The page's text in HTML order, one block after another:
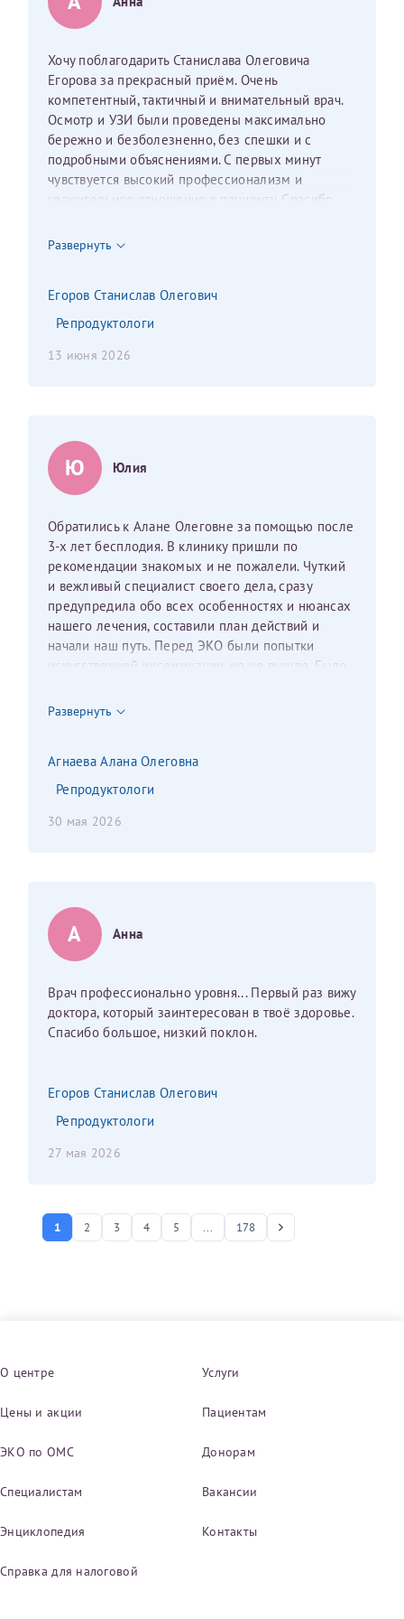
Хочу поблагодарить Станислава Олеговича
Егорова за прекрасный приём. Очень
компетентный, тактичный и внимательный врач.
Осмотр и УЗИ были проведены максимально
бережно и безболезненно, без спешки и с
подробными объяснениями. С первых минут
чувствуется высокий профессионализм и
уважительное отношение к пациенту. Спасибо
атмосферу на приёме!
Развернуть
Егоров Станислав Олегович
Репродуктологи
13 июня 2026
Ю Юлия
Обратились к Алане Олеговне за помощью после
3-х лет бесплодия​. В клинику пришли по
рекомендации знакомых и не пожалели. Чуткий
и вежливый специалист своего дела, сразу
предупредила обо всех особенностях и нюансах
нашего лечения, составили план действий и
начали наш путь. Перед ЭКО​ были попытки
искусственной инсеминации​, но не вышло. Было
криопереносом по ОМС, получилось с первой
сына.
Развернуть
Агнаева Алана Олеговна
Репродуктологи
30 мая 2026
А Анна
Врач профессионально уровня... Первый раз вижу
доктора, который заинтересован в твоё здоровье.
Спасибо большое, низкий поклон.
Егоров Станислав Олегович
Репродуктологи
27 мая 2026
1 2 3 4 5 ... 178
О центре Услуги
Цены и акции Пациентам
ЭКО по ОМС Донорам
Специалистам Вакансии
Энциклопедия Контакты
Справка для налоговой
Лично в кассе центра
Прислать на эл. почту
Направить справку сразу в ИФНС
(упрощенный порядок возврата НДФЛ с 2024 г.)
Электронная почта*
конфиденциальности